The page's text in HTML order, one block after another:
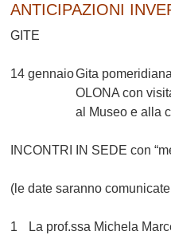
ANTICIPAZIONI
GITE
14 gennaioGita
OLONA con
al Museo e alla
INCONTRI IN SEDE con
(le date saranno
1 La prof.ssa Michela